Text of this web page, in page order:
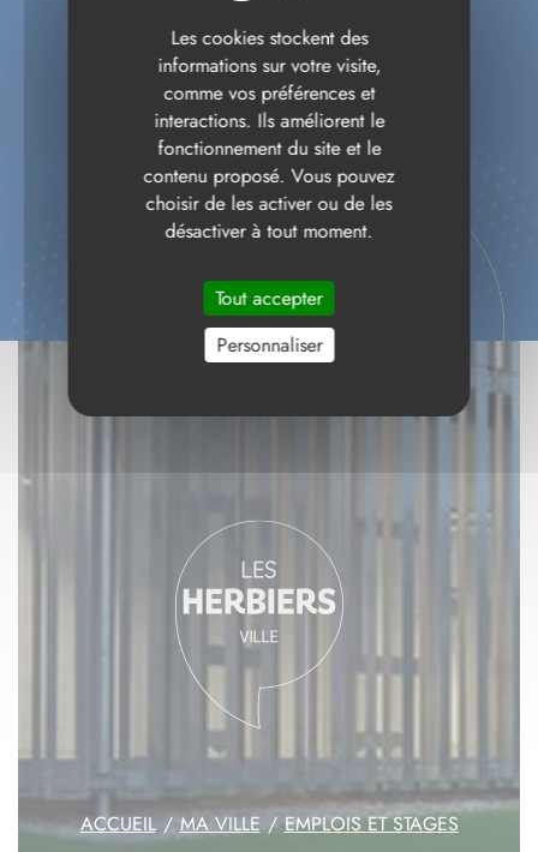
ACCUEIL MA VILLE EMPLOIS ET STAGES
Les cookies stockent des
informations sur votre visite,
comme vos préférences et
interactions. Ils améliorent le
fonctionnement du site et le
contenu proposé. Vous pouvez
choisir de les activer ou de les
désactiver à tout moment.
Tout accepter
Personnaliser